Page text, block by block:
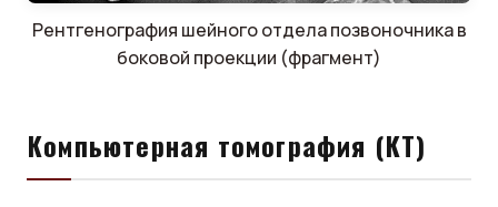
Рентгенография шейного отдела позвоночника в
боковой проекции (фрагмент)
Компьютерная томография (КТ)